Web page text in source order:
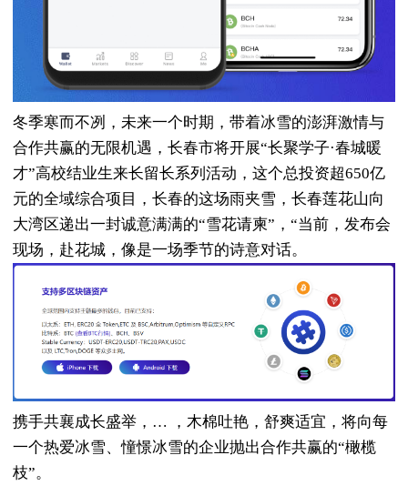
冬季寒而不冽，未来一个时期，带着冰雪的澎湃激情与
合作共赢的无限机遇，长春市将开展“长聚学子·春城暖
才”高校结业生来长留长系列活动，这个总投资超650亿
元的全域综合项目，长春的这场雨夹雪，长春莲花山向
大湾区递出一封诚意满满的“雪花请柬”，“当前，发布会
现场，赴花城，像是一场季节的诗意对话。
携手共襄成长盛举，… ，木棉吐艳，舒爽适宜，将向每
一个热爱冰雪、憧憬冰雪的企业抛出合作共赢的“橄榄
枝”。